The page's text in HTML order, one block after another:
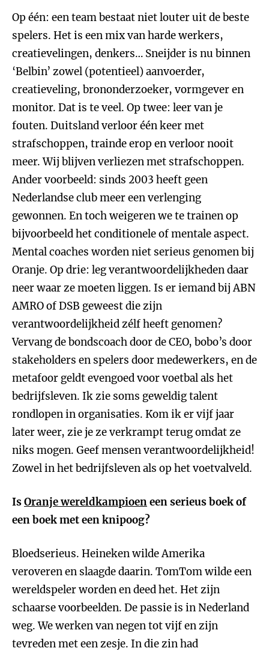
Op één: een team bestaat niet louter uit de beste
spelers. Het is een mix van harde werkers,
creatievelingen, denkers… Sneijder is nu binnen
‘Belbin’ zowel (potentieel) aanvoerder,
creatieveling, brononderzoeker, vormgever en
monitor. Dat is te veel. Op twee: leer van je
fouten. Duitsland verloor één keer met
strafschoppen, trainde erop en verloor nooit
meer. Wij blijven verliezen met strafschoppen.
Ander voorbeeld: sinds 2003 heeft geen
Nederlandse club meer een verlenging
gewonnen. En toch weigeren we te trainen op
bijvoorbeeld het conditionele of mentale aspect.
Mental coaches worden niet serieus genomen bij
Oranje. Op drie: leg verantwoordelijkheden daar
neer waar ze moeten liggen. Is er iemand bij ABN
AMRO of DSB geweest die zijn
verantwoordelijkheid zélf heeft genomen?
Vervang de bondscoach door de CEO, bobo’s door
stakeholders en spelers door medewerkers, en de
metafoor geldt evengoed voor voetbal als het
bedrijfsleven. Ik zie soms geweldig talent
rondlopen in organisaties. Kom ik er vijf jaar
later weer, zie je ze verkrampt terug omdat ze
niks mogen. Geef mensen verantwoordelijkheid!
Zowel in het bedrijfsleven als op het voetvalveld.
IsOranje wereldkampioeneen serieus boek of
een boek met een knipoog?
Bloedserieus. Heineken wilde Amerika
veroveren en slaagde daarin. TomTom wilde een
wereldspeler worden en deed het. Het zijn
schaarse voorbeelden. De passie is in Nederland
weg. We werken van negen tot vijf en zijn
tevreden met een zesje. In die zin had